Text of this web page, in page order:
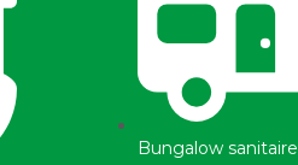
Bungalow sanitaire